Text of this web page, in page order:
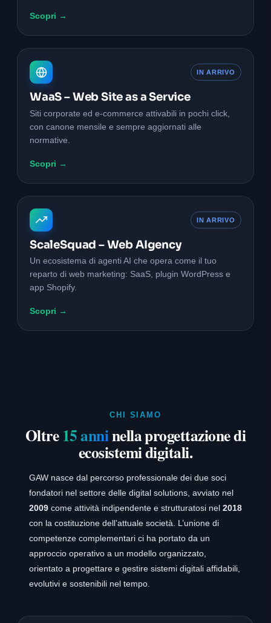
Scopri →
IN ARRIVO
WaaS – Web Site as a Service
Siti corporate ed e-commerce attivabili in pochi click,
con canone mensile e sempre aggiornati alle
normative.
Scopri →
IN ARRIVO
ScaleSquad – Web AIgency
Un ecosistema di agenti AI che opera come il tuo
reparto di web marketing: SaaS, plugin WordPress e
app Shopify.
Scopri →
CHI SIAMO
Oltre15 anninella progettazione di
ecosistemi digitali.
GAW nasce dal percorso professionale dei due soci
fondatori nel settore delle digital solutions, avviato nel
2009 come attività indipendente e strutturatosi nel 2018
con la costituzione dell’attuale società. L’unione di
competenze complementari ci ha portato da un
approccio operativo a un modello organizzato,
orientato a progettare e gestire sistemi digitali affidabili,
evolutivi e sostenibili nel tempo.